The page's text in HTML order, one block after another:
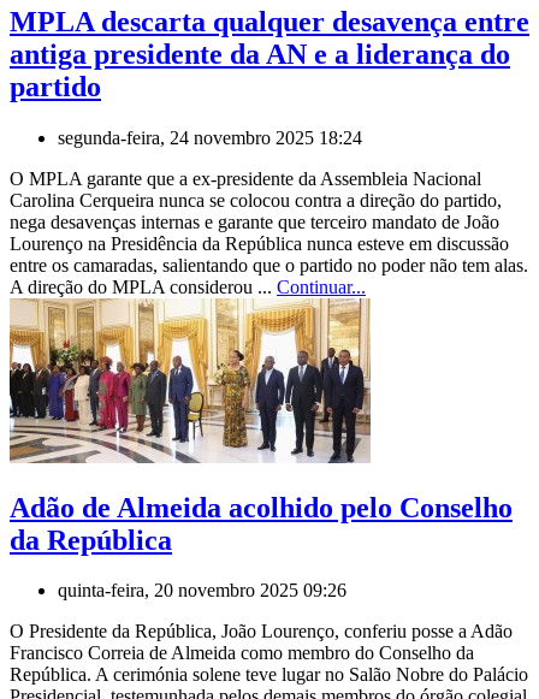
MPLA descarta qualquer desavença entre
antiga presidente da AN e a liderança do
partido
segunda-feira, 24 novembro 2025 18:24
O MPLA garante que a ex-presidente da Assembleia Nacional
Carolina Cerqueira nunca se colocou contra a direção do partido,
nega desavenças internas e garante que terceiro mandato de João
Lourenço na Presidência da República nunca esteve em discussão
entre os camaradas, salientando que o partido no poder não tem alas.
A direção do MPLA considerou ... Continuar...
Adão de Almeida acolhido pelo Conselho
da República
quinta-feira, 20 novembro 2025 09:26
O Presidente da República, João Lourenço, conferiu posse a Adão
Francisco Correia de Almeida como membro do Conselho da
República. A cerimónia solene teve lugar no Salão Nobre do Palácio